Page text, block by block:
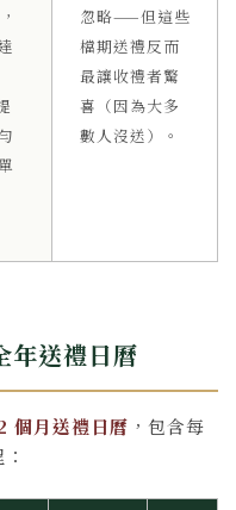
忽略——但這些
檔期送禮反而
最讓收禮者驚
喜（因為大多
數人沒送）。
年送禮日曆
個月送禮日曆 ，包含每